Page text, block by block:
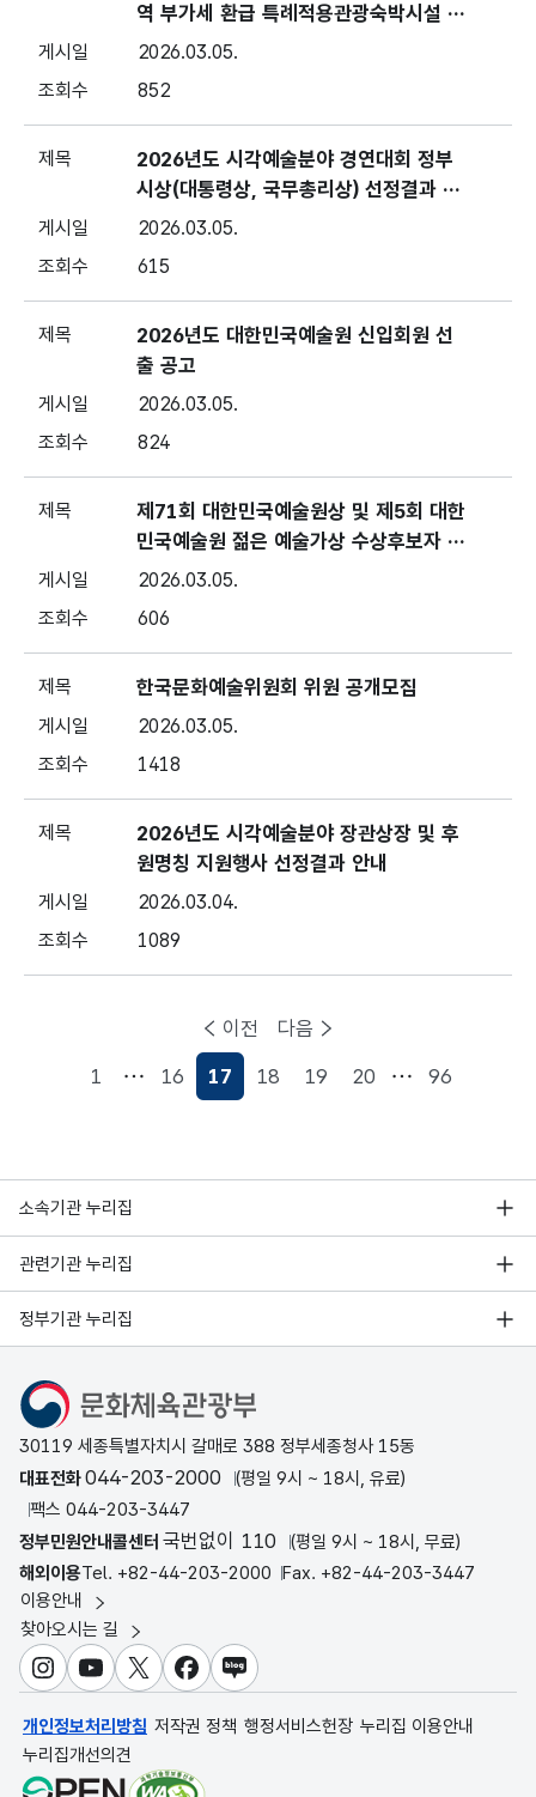
역 부가세 환급 특례적용관광숙박시설 지
정신청 공고
2026.03.05.
852
2026년도 시각예술분야 경연대회 정부
시상(대통령상, 국무총리상) 선정결과 안
내
2026.03.05.
615
2026년도 대한민국예술원 신입회원 선
출 공고
2026.03.05.
824
제71회 대한민국예술원상 및 제5회 대한
민국예술원 젊은 예술가상 수상후보자 추
천 및 시상계획 공고
2026.03.05.
606
한국문화예술위원회 위원 공개모집
2026.03.05.
1418
2026년도 시각예술분야 장관상장 및 후
원명칭 지원행사 선정결과 안내
2026.03.04.
1089
이전
1
16
현재페이지
17 18 19 20 96
다음
소속기관 누리집
관련기관 누리집
정부기관 누리집
문화체육관광부
30119 세종특별자치시 갈매로 388 정부세종청사 15동
대표전화044-203-2000
(평일 9시 ~ 18시, 유료)
팩스 044-203-3447
정부민원안내콜센터 국번없이 110
(평일 9시 ~ 18시, 무료)
해외이용Tel. +82-44-203-2000 Fax. +82-44-203-3447
이용안내
찾아오시는 길
인스타그램
유튜브X 페이스북
블로그
개인정보처리방침 저작권 정책 행정서비스헌장 누리집 이용안내
누리집개선의견